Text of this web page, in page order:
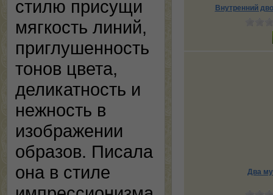
стилю присущи
мягкость линий,
приглушенность
тонов цвета,
деликатность и
нежность в
изображении
образов. Писала
она в стиле
Внутренний
Два